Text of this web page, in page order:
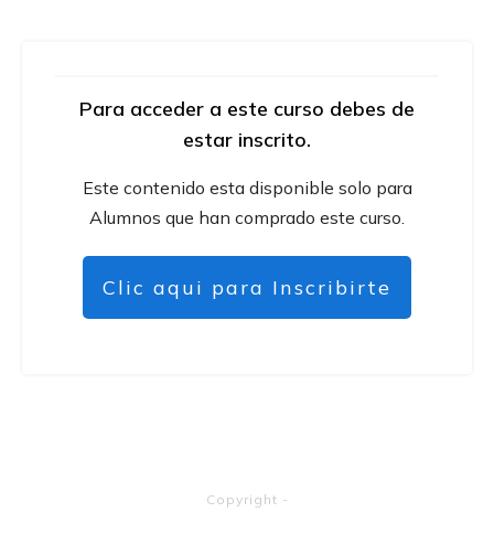
Para acceder a este curso debes de
estar inscrito.
Este contenido esta disponible solo para
Alumnos que han comprado este curso.
Clic aqui para Inscribirte
Copyright -